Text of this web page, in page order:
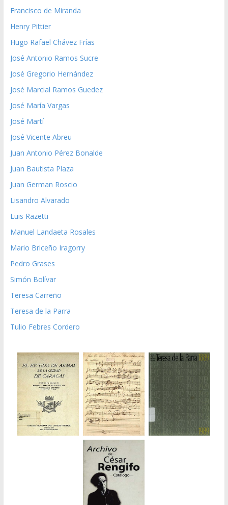
Francisco de Miranda
Henry Pittier
Hugo Rafael Chávez Frías
José Antonio Ramos Sucre
José Gregorio Hernández
José Marcial Ramos Guedez
José María Vargas
José Martí
José Vicente Abreu
Juan Antonio Pérez Bonalde
Juan Bautista Plaza
Juan German Roscio
Lisandro Alvarado
Luis Razetti
Manuel Landaeta Rosales
Mario Briceño Iragorry
Pedro Grases
Simón Bolívar
Teresa Carreño
Teresa de la Parra
Tulio Febres Cordero